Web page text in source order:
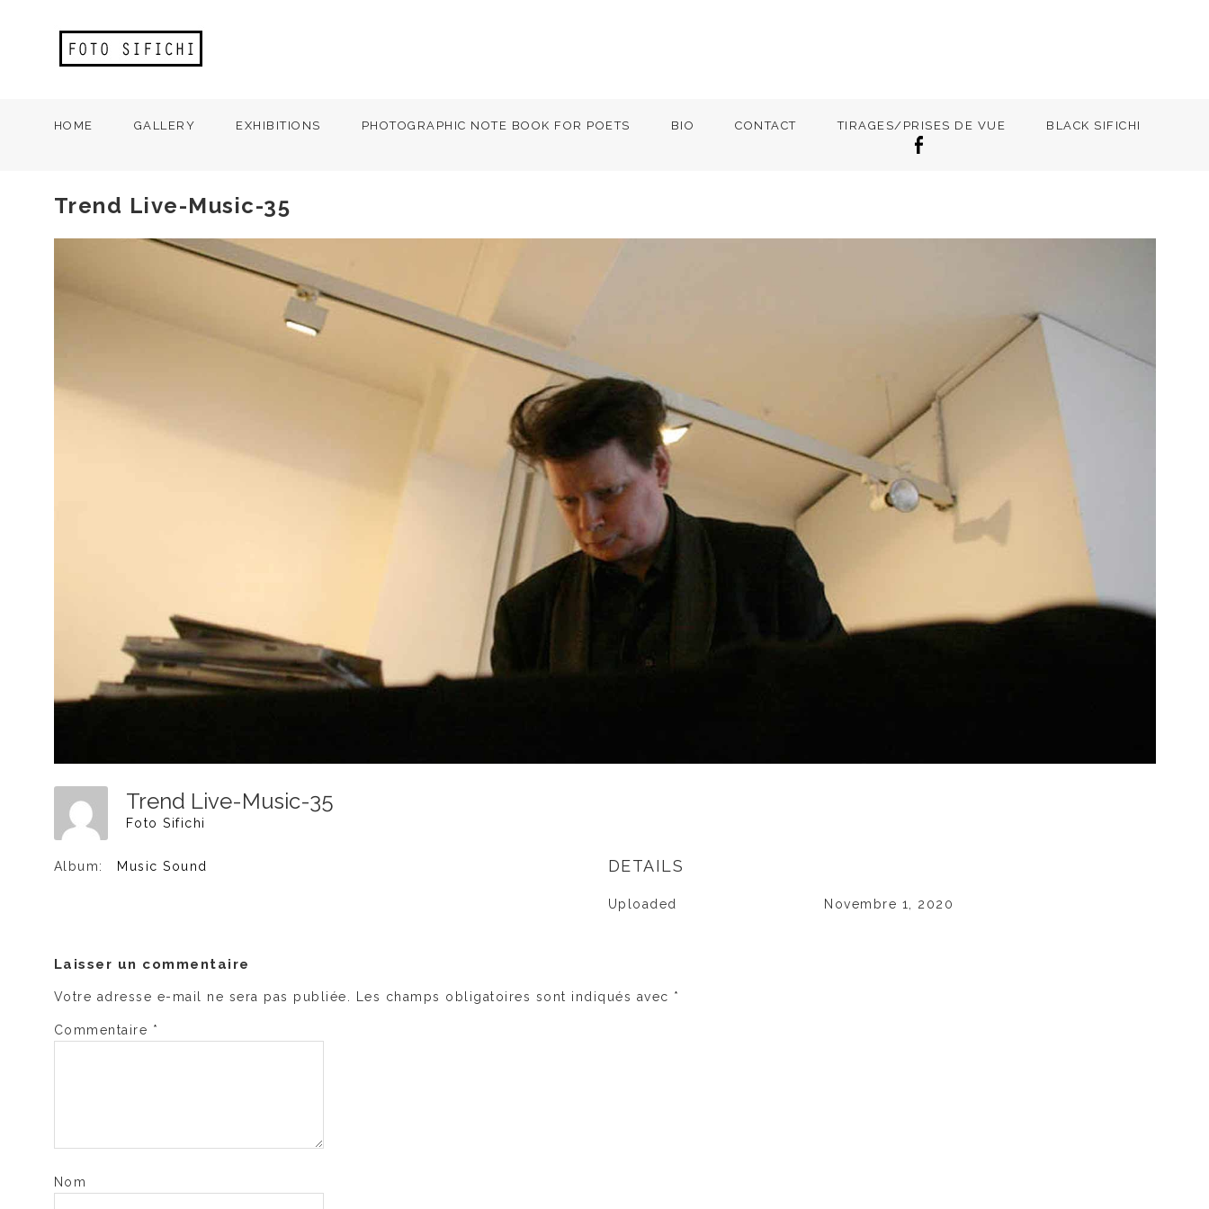
HOME GALLERY EXHIBITIONS PHOTOGRAPHIC NOTE BOOK FOR POETS BIO CONTACT TIRAGES/PRISES DE VUE BLACK SIFICHI
Trend Live-Music-35
Trend Live-Music-35
Foto Sifichi
Album: Music Sound DETAILS
Uploaded Novembre 1, 2020
Laisser un commentaire
Votre adresse e-mail ne sera pas publiée. Les champs obligatoires sont indiqués avec *
Commentaire *
Nom